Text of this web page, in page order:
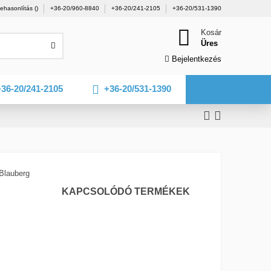
() +36-20/960-8840 +36-20/241-2105 +36-20/531-1390
Kosár
Üres
Bejelentkezés
+36-20/531-1390
20/241-2105
KAPCSOLÓDÓ TERMÉKEK